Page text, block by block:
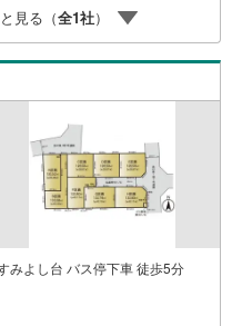
見る（全1社）
みよし台 バス停下車 徒歩5分